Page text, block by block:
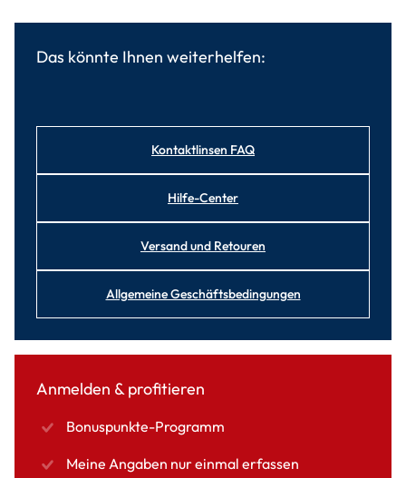
Das könnte Ihnen weiterhelfen:
Kontaktlinsen FAQ
Hilfe-Center
Versand und Retouren
Allgemeine Geschäftsbedingungen
Anmelden & profitieren
Bonuspunkte-Programm
Meine Angaben nur einmal erfassen